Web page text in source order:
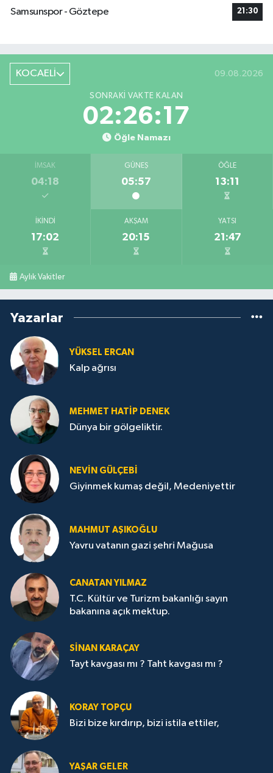
Samsunspor - Göztepe 21:30
KOCAELİ 09.08.2026
SONRAKI VAKTE KALAN
02:26:17
Öğle Namazı
İMSAK
04:18
GÜNEŞ
05:57
ÖĞLE
13:11
İKINDI
17:02
AKŞAM
20:15
YATSI
21:47
Aylık Vakitler
Yazarlar
YÜKSEL ERCAN
Kalp ağrısı
MEHMET HATİP DENEK
Dünya bir gölgeliktir.
NEVİN GÜLÇEBİ
Giyinmek kumaş değil, Medeniyettir
MAHMUT AŞIKOĞLU
Yavru vatanın gazi şehri Mağusa
CANATAN YILMAZ
T.C. Kültür ve Turizm bakanlığı sayın
bakanına açık mektup.
SİNAN KARAÇAY
Tayt kavgası mı ? Taht kavgası mı ?
KORAY TOPÇU
Bizi bize kırdırıp, bizi istila ettiler,
YAŞAR GELER